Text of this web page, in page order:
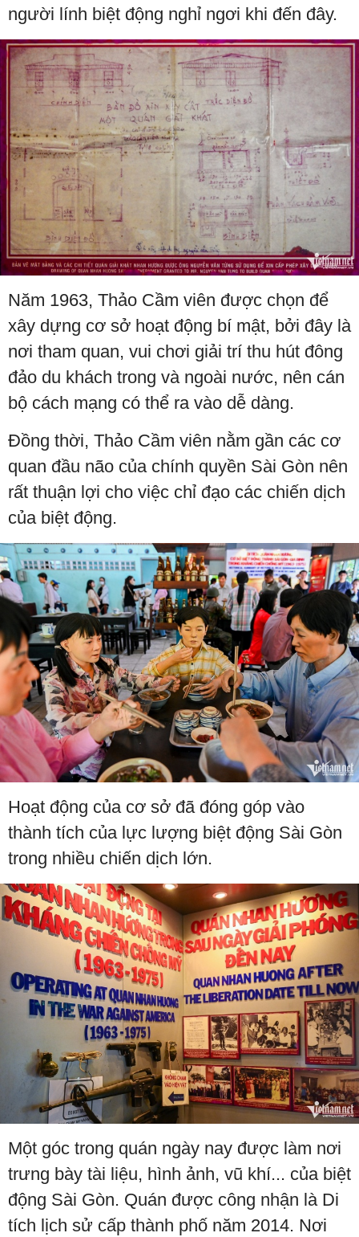
người lính biệt động nghỉ ngơi khi đến đây.
Năm 1963, Thảo Cầm viên được chọn để
xây dựng cơ sở hoạt động bí mật, bởi đây là
nơi tham quan, vui chơi giải trí thu hút đông
đảo du khách trong và ngoài nước, nên cán
bộ cách mạng có thể ra vào dễ dàng.
Đồng thời, Thảo Cầm viên nằm gần các cơ
quan đầu não của chính quyền Sài Gòn nên
rất thuận lợi cho việc chỉ đạo các chiến dịch
của biệt động.
Hoạt động của cơ sở đã đóng góp vào
thành tích của lực lượng biệt động Sài Gòn
trong nhiều chiến dịch lớn.
Một góc trong quán ngày nay được làm nơi
trưng bày tài liệu, hình ảnh, vũ khí... của biệt
động Sài Gòn. Quán được công nhận là Di
tích lịch sử cấp thành phố năm 2014. Nơi